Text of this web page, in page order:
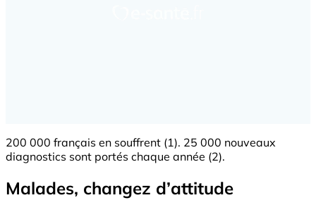
200 000 français en souffrent (1). 25 000 nouveaux
diagnostics sont portés chaque année (2).
Malades, changez d’attitude